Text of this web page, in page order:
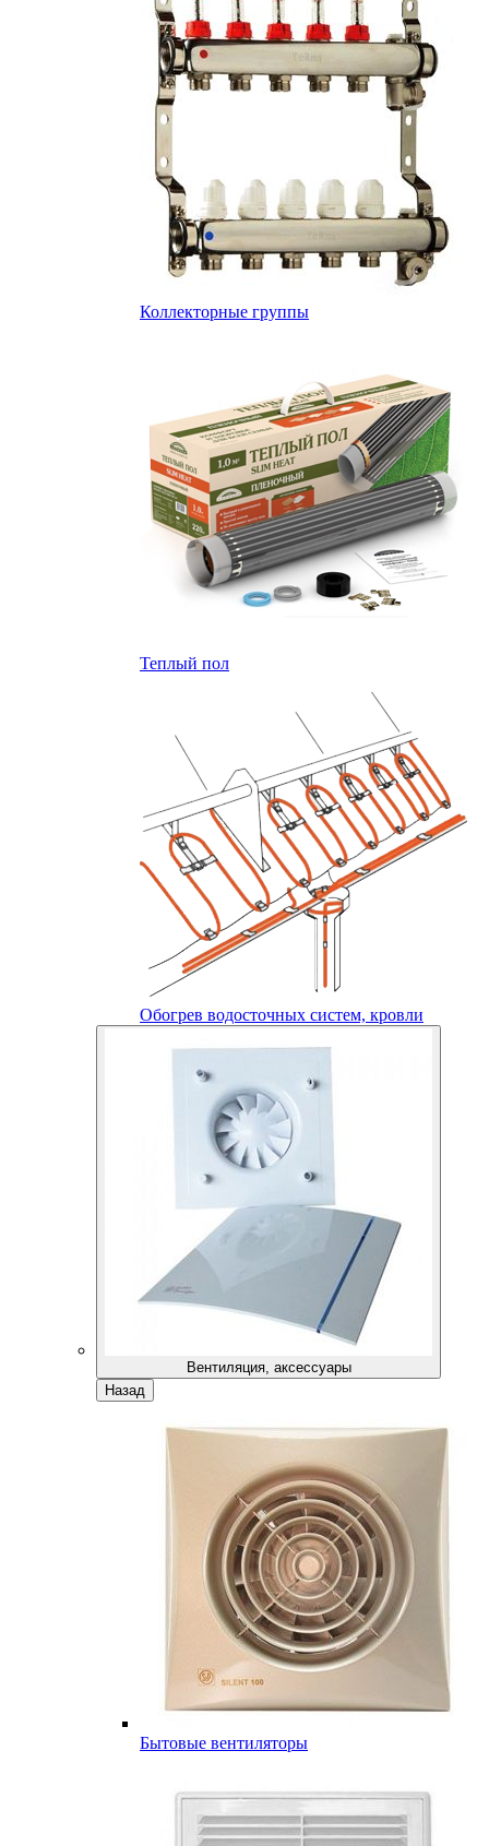
Коллекторные группы
Теплый пол
Обогрев водосточных систем, кровли
Вентиляция, аксессуары
Назад
Бытовые вентиляторы